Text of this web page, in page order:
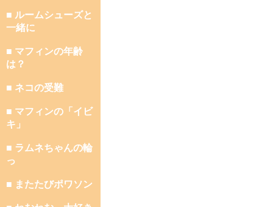
■ ルームシューズと
一緒に
■ マフィンの年齢
は？
■ ネコの受難
■ マフィンの「イビ
キ」
■ ラムネちゃんの輪
っ
■ またたびポワソン